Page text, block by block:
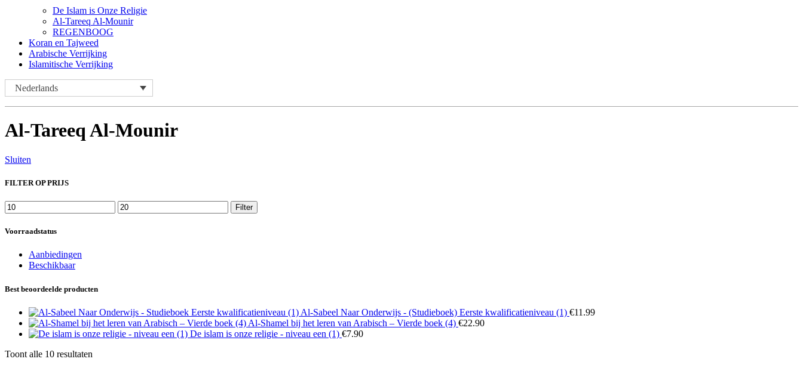
De Islam is Onze Religie
Al-Tareeq Al-Mounir
REGENBOOG
Koran en Tajweed
Arabische Verrijking
Islamitische Verrijking
Nederlands
Al-Tareeq Al-Mounir
Sluiten
FILTER OP PRIJS
Min.
prijs
Max.
prijs
Filter
Voorraadstatus
Aanbiedingen
Beschikbaar
Best beoordeelde producten
Al-Sabeel Naar Onderwijs - (Studieboek) Eerste kwalificatieniveau (1) €11.99
Al-Shamel bij het leren van Arabisch – Vierde boek (4) €22.90
De islam is onze religie - niveau een (1) €7.90
Toont alle 10 resultaten